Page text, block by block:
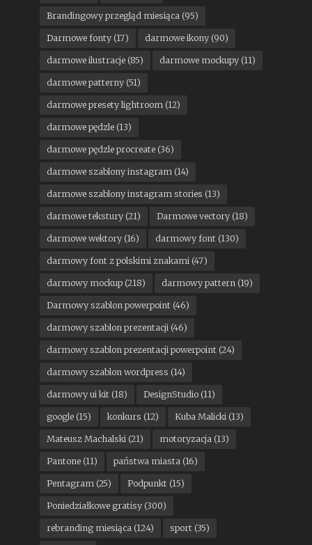
Brandingowy przegląd miesiąca(95)
Darmowe fonty(17) darmowe ikony(90)
darmowe ilustracje(85) darmowe mockupy(11)
darmowe patterny(51)
darmowe presety lightroom(12)
darmowe pędzle(13)
darmowe pędzle procreate(36)
darmowe szablony instagram(14)
darmowe szablony instagram stories (13)
darmowe tekstury(21) Darmowe vectory(18)
darmowe wektory(16) darmowy font(130)
darmowy font z polskimi znakami(47)
darmowy mockup(218) darmowy pattern(19)
Darmowy szablon powerpoint(46)
darmowy szablon prezentacji(46)
darmowy szablon prezentacji powerpoint(24)
darmowy szablon wordpress (14)
darmowy ui kit(18) DesignStudio(11)
google(15) konkurs (12) Kuba Malicki(13)
Mateusz Machalski(21) motoryzacja(13)
Pantone(11) państwa miasta(16)
Pentagram(25) Podpunkt(15)
Poniedziałkowe gratisy(300)
rebranding miesiąca(124) sport(35)